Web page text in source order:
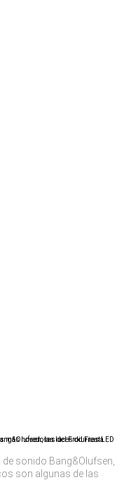
de sonido Bang&Olufsen,
son algunas de las